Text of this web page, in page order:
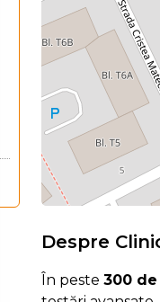
Despre
În peste 300